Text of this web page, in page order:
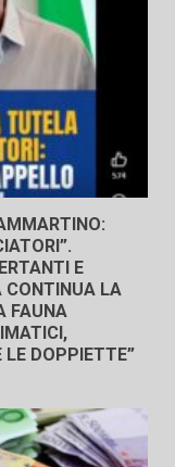
E
CONTINUA LA
FAUNA
LE DOPPIETTE”